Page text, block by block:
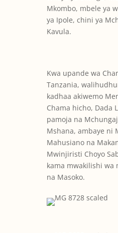
Mkombo, mbele ya
ya Ipole, chini ya
Kavula.
Kwa upande wa
Tanzania,
kadhaa akiwemo
Chama hicho, Dada
pamoja na
Mshana, ambaye ni
Mahusiano na
Mwinjiristi Choyo
kama mwakilishi wa
na Masoko.